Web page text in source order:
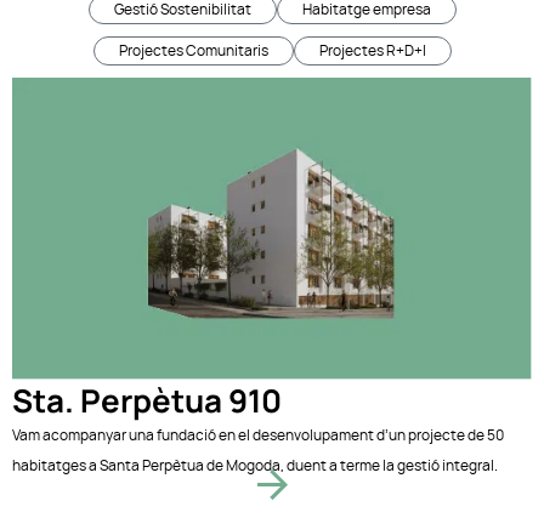
Gestió Sostenibilitat Habitatge empresa
Projectes Comunitaris Projectes R+D+I
Sta. Perpètua 910
Vam acompanyar una fundació en el desenvolupament d’un projecte de 50
habitatges a Santa Perpètua de Mogoda, duent a terme la gestió integral.